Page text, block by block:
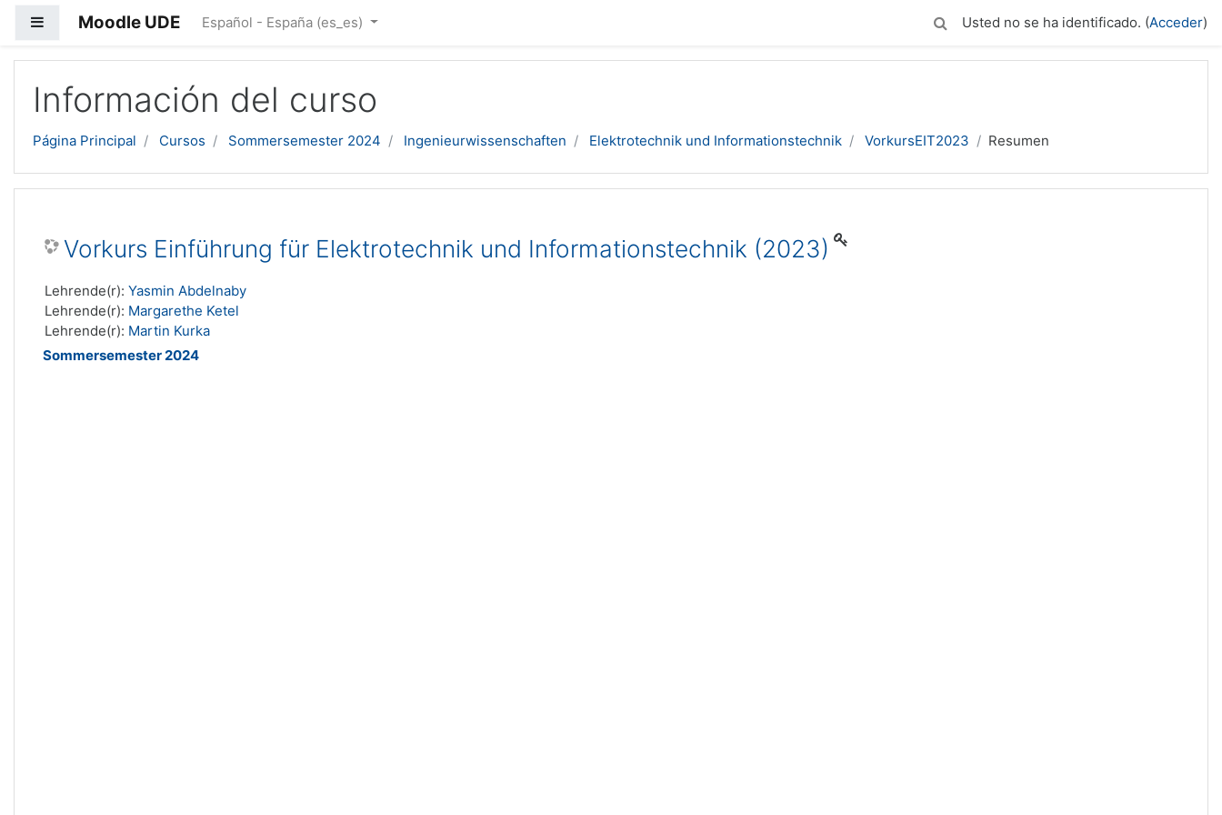
Panel lateral
Moodle UDE Español - España ‎(es_es)‎ Usted no se ha identificado. (Acceder)
Información del curso
Página Principal Cursos Sommersemester 2024 Ingenieurwissenschaften Elektrotechnik und Informationstechnik VorkursEIT2023 Resumen
Vorkurs Einführung für Elektrotechnik und Informationstechnik (2023)
Lehrende(r): Yasmin Abdelnaby
Lehrende(r): Margarethe Ketel
Lehrende(r): Martin Kurka
Sommersemester 2024